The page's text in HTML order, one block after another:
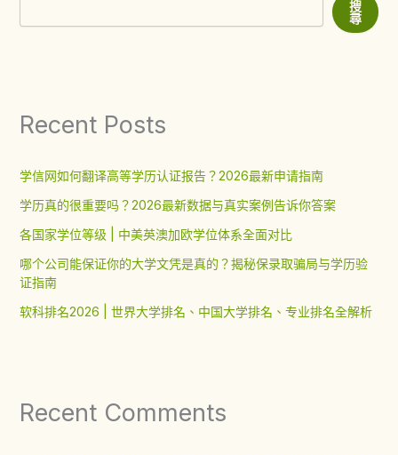
搜
尋
Recent Posts
学信网如何翻译高等学历认证报告？2026最新申请指南
学历真的很重要吗？2026最新数据与真实案例告诉你答案
各国家学位等级 | 中美英澳加欧学位体系全面对比
哪个公司能保证你的大学文凭是真的？揭秘保录取骗局与学历验
证指南
软科排名2026 | 世界大学排名、中国大学排名、专业排名全解析
Recent Comments